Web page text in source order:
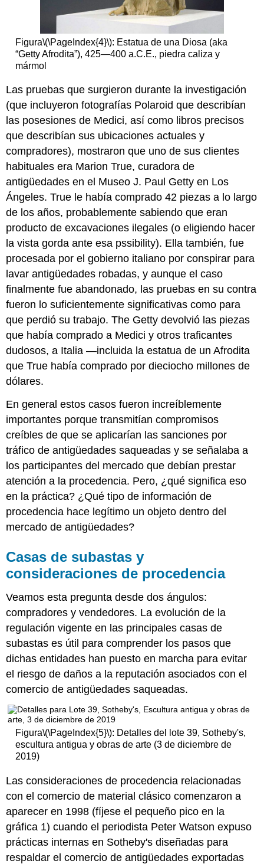
Figura\(\PageIndex{4}\): Estatua de una Diosa (aka
“Getty Afrodita”), 425—400 a.C.E., piedra caliza y
mármol
Las pruebas que surgieron durante la investigación
(que incluyeron fotografías Polaroid que describían
las posesiones de Medici, así como libros precisos
que describían sus ubicaciones actuales y
compradores), mostraron que uno de sus clientes
habituales era Marion True, curadora de
antigüedades en el Museo J. Paul Getty en Los
Ángeles. True le había comprado 42 piezas a lo largo
de los años, probablemente sabiendo que eran
producto de excavaciones ilegales (o eligiendo hacer
la vista gorda ante esa pssibility). Ella también, fue
procesada por el gobierno italiano por conspirar para
lavar antigüedades robadas, y aunque el caso
finalmente fue abandonado, las pruebas en su contra
fueron lo suficientemente significativas como para
que perdió su trabajo. The Getty devolvió las piezas
que había comprado a Medici y otros traficantes
dudosos, a Italia —incluida la estatua de un Afrodita
que True había comprado por dieciocho millones de
dólares.
En general estos casos fueron increíblemente
importantes porque transmitían compromisos
creíbles de que se aplicarían las sanciones por
tráfico de antigüedades saqueadas y se señalaba a
los participantes del mercado que debían prestar
atención a la procedencia. Pero, ¿qué significa eso
en la práctica? ¿Qué tipo de información de
procedencia hace legítimo un objeto dentro del
mercado de antigüedades?
Casas de subastas y
consideraciones de procedencia
Veamos esta pregunta desde dos ángulos:
compradores y vendedores. La evolución de la
regulación vigente en las principales casas de
subastas es útil para comprender los pasos que
dichas entidades han puesto en marcha para evitar
el riesgo de daños a la reputación asociados con el
comercio de antigüedades saqueadas.
Figura\(\PageIndex{5}\): Detalles del lote 39, Sotheby's,
escultura antigua y obras de arte (3 de diciembre de
2019)
Las consideraciones de procedencia relacionadas
con el comercio de material clásico comenzaron a
aparecer en 1998 (fíjese el pequeño pico en la
gráfica 1) cuando el periodista Peter Watson expuso
prácticas internas en Sotheby's diseñadas para
respaldar el comercio de antigüedades exportadas